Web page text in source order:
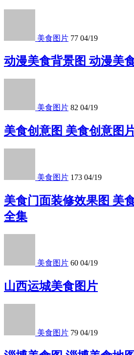
美食图片 77 04/19
动漫美食背景图 动漫美
美食图片 82 04/19
美食创意图 美食创意图
美食图片 173 04/19
美食门面装修效果图 美
全集
美食图片 60 04/19
山西运城美食图片
美食图片 79 04/19